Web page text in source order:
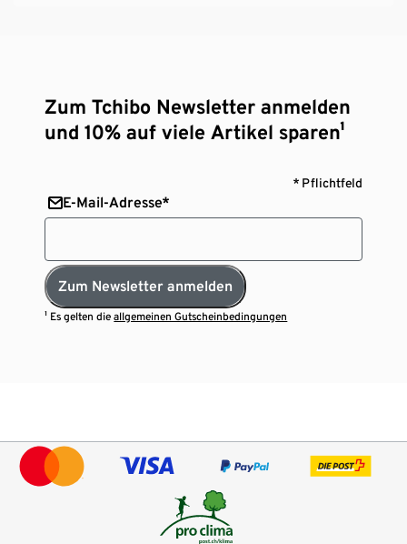
Zum Tchibo Newsletter anmelden
und 10% auf viele Artikel sparen¹
* Pflichtfeld
E-Mail-Adresse*
Zum Newsletter anmelden
¹ Es gelten dieallgemeinen Gutscheinbedingungen